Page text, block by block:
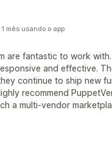
are fantastic to work
and effective.
continue to ship new
recommend
a multi-vendor
mês usando o app